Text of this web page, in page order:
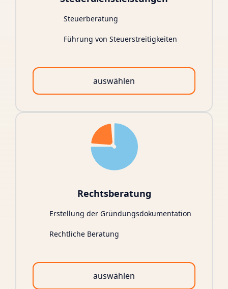
Steuerberatung
Führung von Steuerstreitigkeiten
auswählen
Rechtsberatung
Erstellung der Gründungsdokumentation
Rechtliche Beratung
auswählen